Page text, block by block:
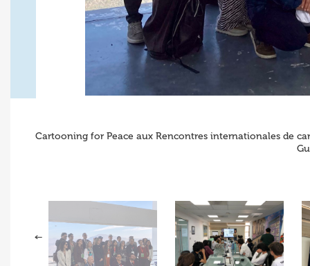
Cartooning for Peace aux Rencontres internationales de